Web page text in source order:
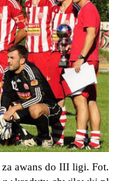
za awans do III ligi. Fot.